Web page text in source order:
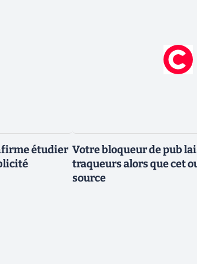
étudier Votre bloqueur de pub
traqueurs alors que cet
source